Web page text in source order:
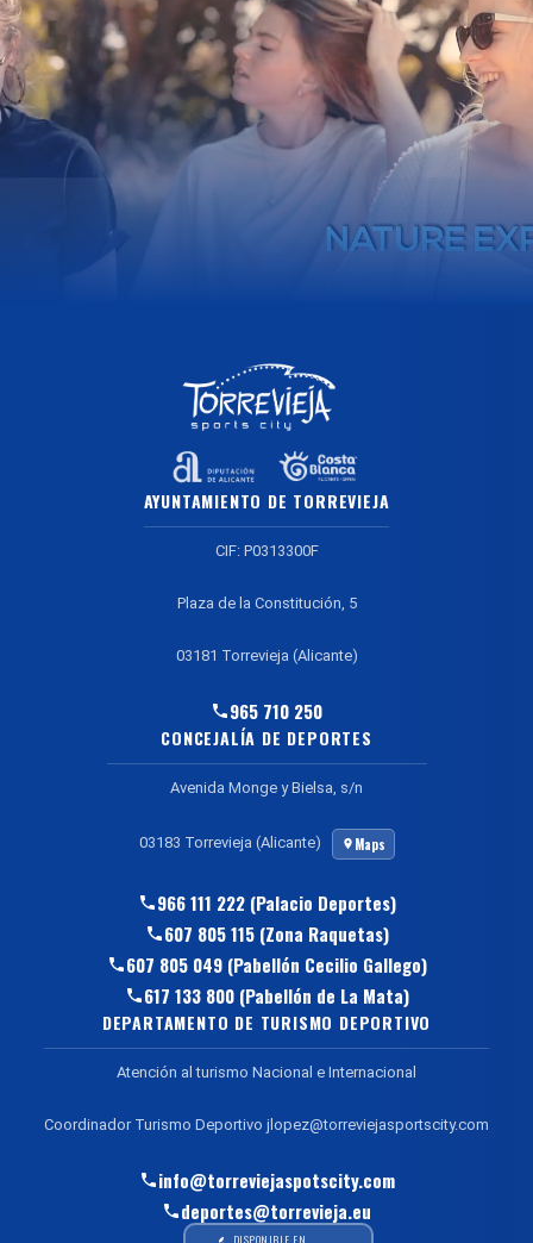
AYUNTAMIENTO DE TORREVIEJA
CIF: P0313300F
Plaza de la Constitución, 5
03181 Torrevieja (Alicante)
965 710 250
CONCEJALÍA DE DEPORTES
Avenida Monge y Bielsa, s/n
03183 Torrevieja (Alicante) Maps
966 111 222 (Palacio Deportes)
607 805 115 (Zona Raquetas)
607 805 049 (Pabellón Cecilio Gallego)
617 133 800 (Pabellón de La Mata)
DEPARTAMENTO DE TURISMO DEPORTIVO
Atención al turismo Nacional e Internacional
Coordinador Turismo Deportivo jlopez@torreviejasportscity.com
info@torreviejaspotscity.com
deportes@torrevieja.eu
DISPONIBLE EN